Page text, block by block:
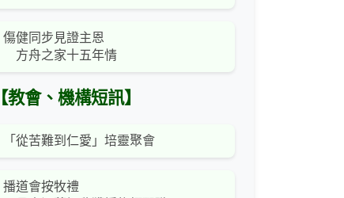
傷健同步見證主恩
方舟之家十五年情
【教會、機構短訊】
「從苦難到仁愛」培靈聚會
播道會按牧禮